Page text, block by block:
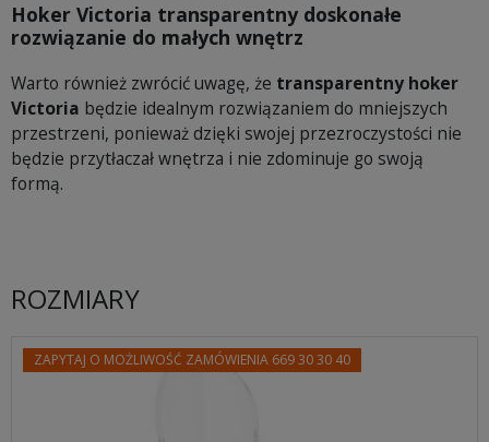
Hoker Victoria transparentny doskonałe
rozwiązanie do małych wnętrz
Warto również zwrócić uwagę, że transparentny hoker
Victoria będzie idealnym rozwiązaniem do mniejszych
przestrzeni, ponieważ dzięki swojej przezroczystości nie
będzie przytłaczał wnętrza i nie zdominuje go swoją
formą.
ROZMIARY
ZAPYTAJ O MOŻLIWOŚĆ ZAMÓWIENIA 669 30 30 40